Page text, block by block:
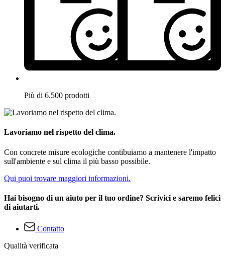
Più di 6.500 prodotti
Lavoriamo nel rispetto del clima.
Con concrete misure ecologiche contibuiamo a mantenere l'impatto
sull'ambiente e sul clima il più basso possibile.
Qui puoi trovare maggiori informazioni.
Hai bisogno di un aiuto per il tuo ordine? Scrivici e saremo felici
di aiutarti.
Contatto
Qualità verificata